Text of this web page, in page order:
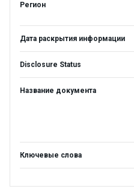
Регион
Дата раскрытия информации
Disclosure Status
Название документа
Ключевые слова